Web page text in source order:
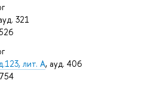
321
лит. А, ауд. 406